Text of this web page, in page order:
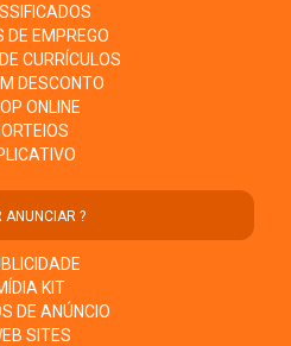
DE EMPREGO
CURRÍCULOS
DESCONTO
ONLINE
ANUNCIAR ?
KIT
DE ANÚNCIO
SITES